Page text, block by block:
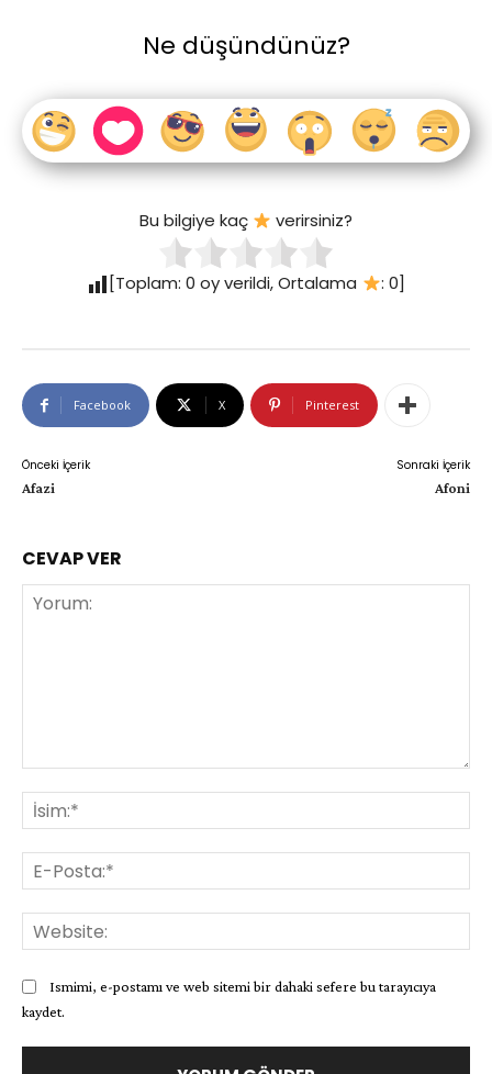
Ne düşündünüz?
Bu bilgiye kaç verirsiniz?
[Toplam:0 oy verildi, Ortalama : 0]
Facebook X Pinterest
Önceki İçerik
Afazi
Sonraki İçerik
Afoni
CEVAP VER
Ismimi, e-postamı ve web sitemi bir dahaki sefere bu tarayıcıya
kaydet.